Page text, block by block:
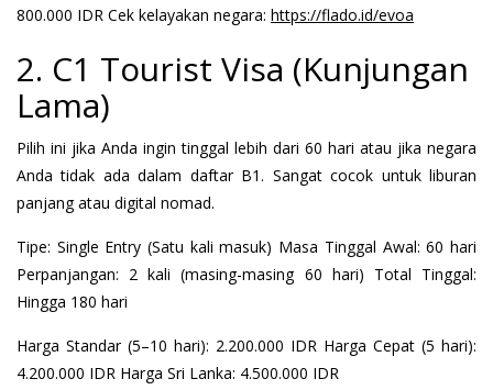
800.000 IDR Cek kelayakan negara: https://flado.id/evoa
2. C1 Tourist Visa (Kunjungan
Lama)
Pilih ini jika Anda ingin tinggal lebih dari 60 hari atau jika negara
Anda tidak ada dalam daftar B1. Sangat cocok untuk liburan
panjang atau digital nomad.
Tipe: Single Entry (Satu kali masuk) Masa Tinggal Awal: 60 hari
Perpanjangan: 2 kali (masing-masing 60 hari) Total Tinggal:
Hingga 180 hari
Harga Standar (5–10 hari): 2.200.000 IDR Harga Cepat (5 hari):
4.200.000 IDR Harga Sri Lanka: 4.500.000 IDR